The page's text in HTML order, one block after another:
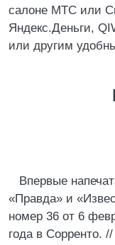
салоне МТС или
Яндекс.Деньги,
или другим
Впервые
«Правда» и
номер 36 от 6
года в Сорренто.